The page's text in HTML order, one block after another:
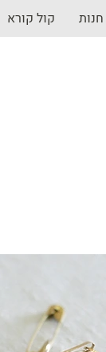
חנות קול קורא